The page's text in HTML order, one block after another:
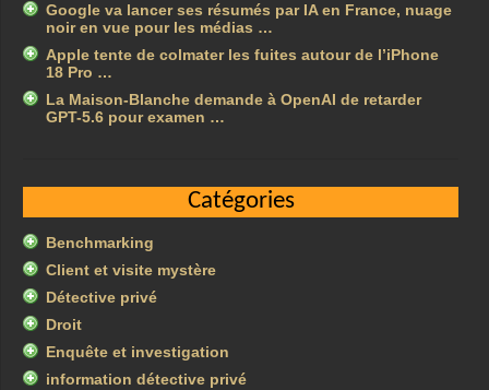
Google va lancer ses résumés par IA en France, nuage
noir en vue pour les médias …
Apple tente de colmater les fuites autour de l’iPhone
18 Pro …
La Maison-Blanche demande à OpenAI de retarder
GPT-5.6 pour examen …
Catégories
Benchmarking
Client et visite mystère
Détective privé
Droit
Enquête et investigation
information détective privé